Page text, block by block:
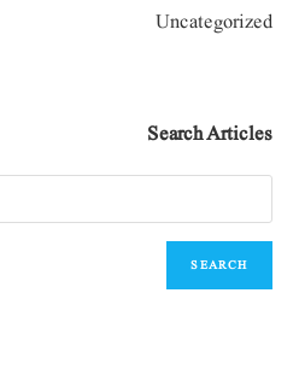
Uncategorized
Search Articles
SEARCH